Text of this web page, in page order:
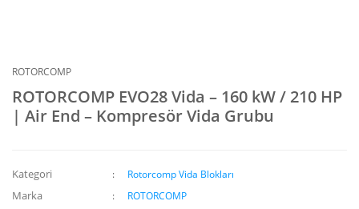
ROTORCOMP
ROTORCOMP EVO28 Vida – 160 kW / 210 HP
| Air End – Kompresör Vida Grubu
Kategori Rotorcomp Vida Blokları
Marka ROTORCOMP